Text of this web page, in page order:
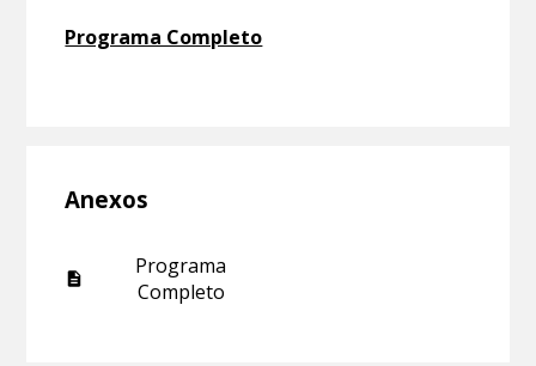
Programa Completo
Anexos
Programa
Completo